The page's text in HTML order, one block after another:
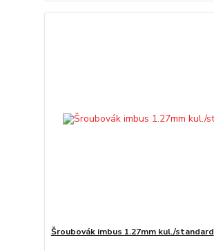
Šroubovák imbus 1.27mm kul./standard